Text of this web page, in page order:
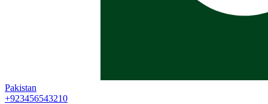
Pakistan
+923456543210